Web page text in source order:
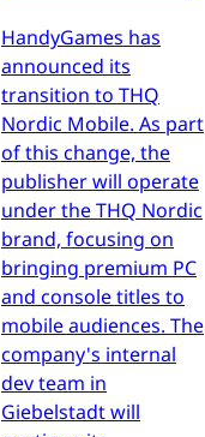
HandyGames has
announced its
transition to THQ
Nordic Mobile. As part
of this change, the
publisher will operate
under the THQ Nordic
brand, focusing on
bringing premium PC
and console titles to
mobile audiences. The
company's internal
dev team in
Giebelstadt will